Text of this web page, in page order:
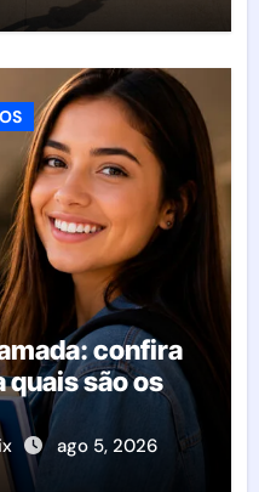
confira
quais são os
ago 5, 2026